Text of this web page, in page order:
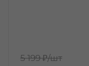
5 199 ₽/шт